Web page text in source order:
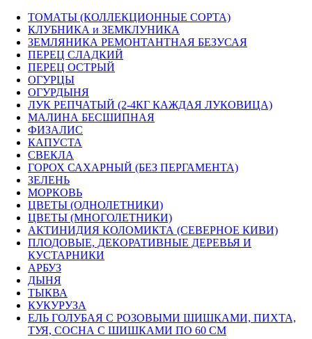
ТОМАТЫ (КОЛЛЕКЦИОННЫЕ СОРТА)
КЛУБНИКА и ЗЕМКЛУНИКА
ЗЕМЛЯНИКА РЕМОНТАНТНАЯ БЕЗУСАЯ
ПЕРЕЦ СЛАДКИЙ
ПЕРЕЦ ОСТРЫЙ
ОГУРЦЫ
ОГУРДЫНЯ
ЛУК РЕПЧАТЫЙ (2-4КГ КАЖДАЯ ЛУКОВИЦА)
МАЛИНА БЕСШИПНАЯ
ФИЗАЛИС
КАПУСТА
СВЕКЛА
ГОРОХ САХАРНЫЙ (БЕЗ ПЕРГАМЕНТА)
ЗЕЛЕНЬ
МОРКОВЬ
ЦВЕТЫ (ОДНОЛЕТНИКИ)
ЦВЕТЫ (МНОГОЛЕТНИКИ)
АКТИНИДИЯ КОЛОМИКТА (СЕВЕРНОЕ КИВИ)
ПЛОДОВЫЕ, ДЕКОРАТИВНЫЕ ДЕРЕВЬЯ И
КУСТАРНИКИ
АРБУЗ
ДЫНЯ
ТЫКВА
КУКУРУЗА
ЕЛЬ ГОЛУБАЯ С РОЗОВЫМИ ШИШКАМИ, ПИХТА,
ТУЯ, СОСНА С ШИШКАМИ ПО 60 СМ